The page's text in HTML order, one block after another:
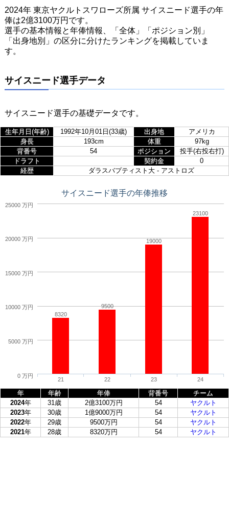
2024年 東京ヤクルトスワローズ所属 サイスニード選手の年
俸は2億3100万円です。
選手の基本情報と年俸情報、「全体」「ポジション別」
「出身地別」の区分に分けたランキングを掲載していま
す。
サイスニード選手データ
サイスニード選手の基礎データです。
生年月日(年齢) 1992年10月01日(33歳) 出身地
アメリカ
身長
193cm 体重
97kg
背番号
54 ポジション
投手(右投右打)
ドラフト
契約金
0
経歴
ダラスバプティスト大 - アストロズ
サイスニード選手の年俸推移
8320
9500
19000
23100
21 22 23 24
0 万円
5000 万円
10000 万円
15000 万円
20000 万円
25000 万円
年 年齢 年俸 背番号
チーム
2024年 31歳 2億3100万円 54
ヤクルト
2023年 30歳 1億9000万円 54
ヤクルト
2022年 29歳 9500万円 54
ヤクルト
2021年 28歳 8320万円 54 ヤクルト